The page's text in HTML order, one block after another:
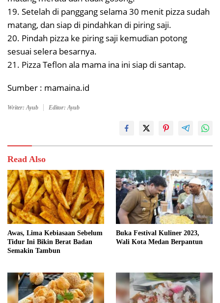
19. Setelah di panggang selama 30 menit pizza sudah
matang, dan siap di pindahkan di piring saji.
20. Pindah pizza ke piring saji kemudian potong
sesuai selera besarnya.
21. Pizza Teflon ala mama ina ini siap di santap.
Sumber : mamaina.id
Writer: Ayub Editor: Ayub
Read Also
Awas, Lima Kebiasaan Sebelum
Tidur Ini Bikin Berat Badan
Semakin Tambun
Buka Festival Kuliner 2023,
Wali Kota Medan Berpantun